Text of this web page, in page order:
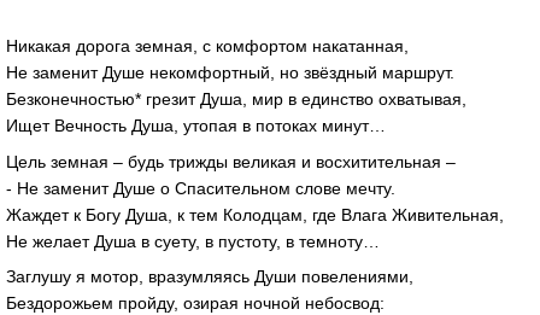
Никакая дорога земная, с комфортом накатанная,
Не заменит Душе некомфортный, но звёздный маршрут.
Безконечностью* грезит Душа, мир в единство охватывая,
Ищет Вечность Душа, утопая в потоках минут…
Цель земная – будь трижды великая и восхитительная –
- Не заменит Душе о Спасительном слове мечту.
Жаждет к Богу Душа, к тем Колодцам, где Влага Живительная,
Не желает Душа в суету, в пустоту, в темноту…
Заглушу я мотор, вразумляясь Души повелениями,
Бездорожьем пройду, озирая ночной небосвод: